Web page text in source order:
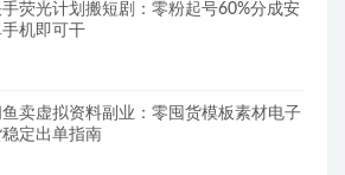
荧光计划搬短剧：零粉起号60%分成安
机即可干
鱼卖虚拟资料副业：零囤货模板素材电子
定出单指南